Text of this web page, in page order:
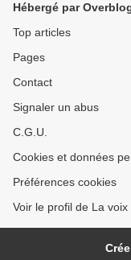
Hébergé par
Top articles
Pages
Contact
Signaler un abus
C.G.U.
Cookies et données
Préférences cookies
Voir le profil de La